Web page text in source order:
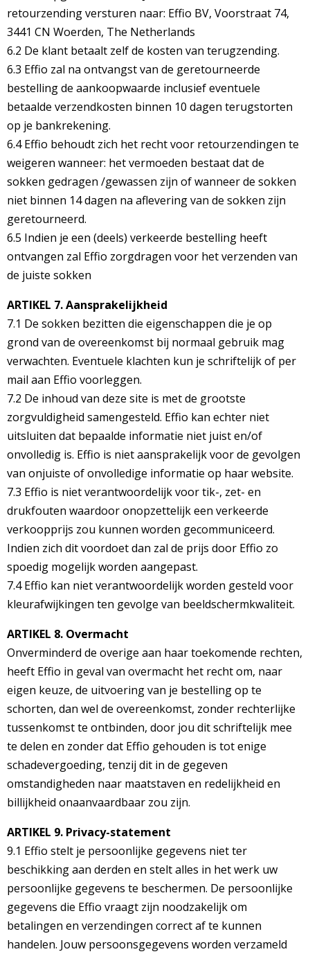
retourzending versturen naar: Effio BV, Voorstraat 74,
3441 CN Woerden, The Netherlands
6.2 De klant betaalt zelf de kosten van terugzending.
6.3 Effio zal na ontvangst van de geretourneerde
bestelling de aankoopwaarde inclusief eventuele
betaalde verzendkosten binnen 10 dagen terugstorten
op je bankrekening.
6.4 Effio behoudt zich het recht voor retourzendingen te
weigeren wanneer: het vermoeden bestaat dat de
sokken gedragen /gewassen zijn of wanneer de sokken
niet binnen 14 dagen na aflevering van de sokken zijn
geretourneerd.
6.5 Indien je een (deels) verkeerde bestelling heeft
ontvangen zal Effio zorgdragen voor het verzenden van
de juiste sokken
ARTIKEL 7. Aansprakelijkheid
7.1 De sokken bezitten die eigenschappen die je op
grond van de overeenkomst bij normaal gebruik mag
verwachten. Eventuele klachten kun je schriftelijk of per
mail aan Effio voorleggen.
7.2 De inhoud van deze site is met de grootste
zorgvuldigheid samengesteld. Effio kan echter niet
uitsluiten dat bepaalde informatie niet juist en/of
onvolledig is. Effio is niet aansprakelijk voor de gevolgen
van onjuiste of onvolledige informatie op haar website.
7.3 Effio is niet verantwoordelijk voor tik-, zet- en
drukfouten waardoor onopzettelijk een verkeerde
verkoopprijs zou kunnen worden gecommuniceerd.
Indien zich dit voordoet dan zal de prijs door Effio zo
spoedig mogelijk worden aangepast.
7.4 Effio kan niet verantwoordelijk worden gesteld voor
kleurafwijkingen ten gevolge van beeldschermkwaliteit.
ARTIKEL 8. Overmacht
Onverminderd de overige aan haar toekomende rechten,
heeft Effio in geval van overmacht het recht om, naar
eigen keuze, de uitvoering van je bestelling op te
schorten, dan wel de overeenkomst, zonder rechterlijke
tussenkomst te ontbinden, door jou dit schriftelijk mee
te delen en zonder dat Effio gehouden is tot enige
schadevergoeding, tenzij dit in de gegeven
omstandigheden naar maatstaven en redelijkheid en
billijkheid onaanvaardbaar zou zijn.
ARTIKEL 9. Privacy-statement
9.1 Effio stelt je persoonlijke gegevens niet ter
beschikking aan derden en stelt alles in het werk uw
persoonlijke gegevens te beschermen. De persoonlijke
gegevens die Effio vraagt zijn noodzakelijk om
betalingen en verzendingen correct af te kunnen
handelen. Jouw persoonsgegevens worden verzameld